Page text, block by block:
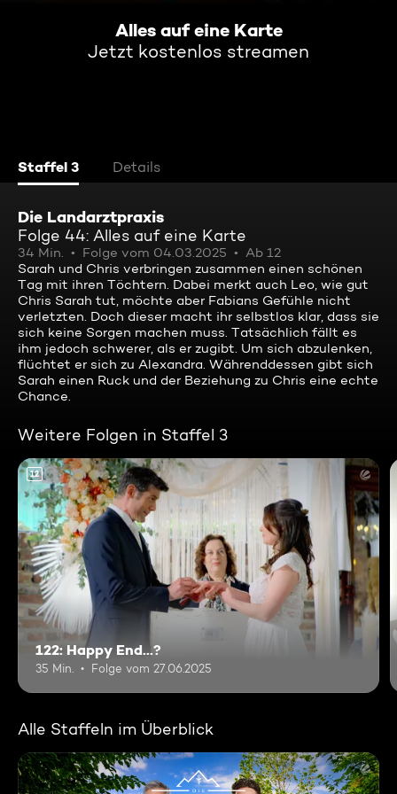
Alles auf eine Karte
Jetzt kostenlos streamen
Staffel 3 Details
Die Landarztpraxis
Folge 44: Alles auf eine Karte
34 Min. Folge vom 04.03.2025
Ab 12
Sarah und Chris verbringen zusammen einen schönen
Tag mit ihren Töchtern. Dabei merkt auch Leo, wie gut
Chris Sarah tut, möchte aber Fabians Gefühle nicht
verletzten. Doch dieser macht ihr selbstlos klar, dass sie
sich keine Sorgen machen muss. Tatsächlich fällt es
ihm jedoch schwerer, als er zugibt. Um sich abzulenken,
flüchtet er sich zu Alexandra. Währenddessen gibt sich
Sarah einen Ruck und der Beziehung zu Chris eine echte
Chance.
Weitere Folgen in Staffel 3
12
122: Happy End...?
35 Min. Folge vom 27.06.2025
Alle Staffeln im Überblick